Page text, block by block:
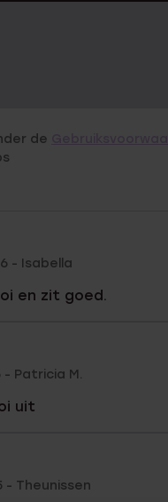
de
- Isabella
en zit goed.
- Patricia M.
uit
- Theunissen